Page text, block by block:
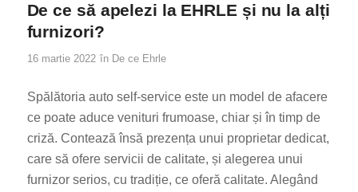
De ce să apelezi la EHRLE și nu la alți
furnizori?
16 martie 2022 în De ce Ehrle
Spălătoria auto self-service este un model de afacere
ce poate aduce venituri frumoase, chiar și în timp de
criză. Contează însă prezența unui proprietar dedicat,
care să ofere servicii de calitate, și alegerea unui
furnizor serios, cu tradiție, ce oferă calitate. Alegând